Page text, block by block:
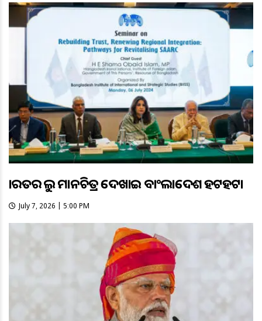
ଭାରତର ଭୁଲ ମାନଚିତ୍ର ଦେଖାଇ ବାଂଲାଦେଶ ହଟହଟା
July 7, 2026 | 5:00 PM